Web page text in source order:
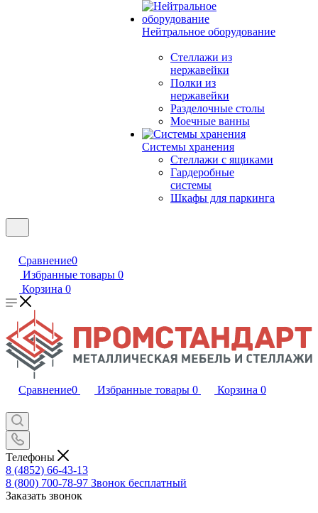
Нейтральное оборудование
Стеллажи из
нержавейки
Полки из
нержавейки
Разделочные столы
Моечные ванны
Системы хранения
Стеллажи с ящиками
Гардеробные
системы
Шкафы для паркинга
Сравнение0
Избранные товары 0
Корзина 0
Сравнение0 Избранные товары 0 Корзина 0
Телефоны
8 (4852) 66-43-13
8 (800) 700-78-97 Звонок бесплатный
Заказать звонок